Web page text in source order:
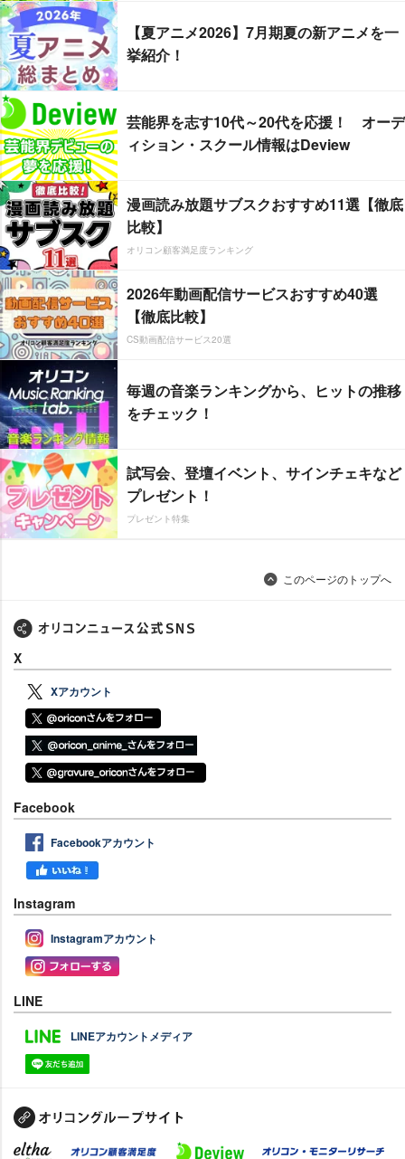
【夏アニメ2026】7月期夏の新アニメを一
挙紹介！
芸能界を志す10代～20代を応援！ オーデ
ィション・スクール情報はDeview
漫画読み放題サブスクおすすめ11選【徹底
比較】
オリコン顧客満足度ランキング
2026年動画配信サービスおすすめ40選
【徹底比較】
CS動画配信サービス20選
毎週の音楽ランキングから、ヒットの推移
をチェック！
試写会、登壇イベント、サインチェキなど
プレゼント！
プレゼント特集
このページのトップへ
X
Xアカウント
Facebook
Facebookアカウント
Instagram
Instagramアカウント
LINE
LINEアカウントメディア